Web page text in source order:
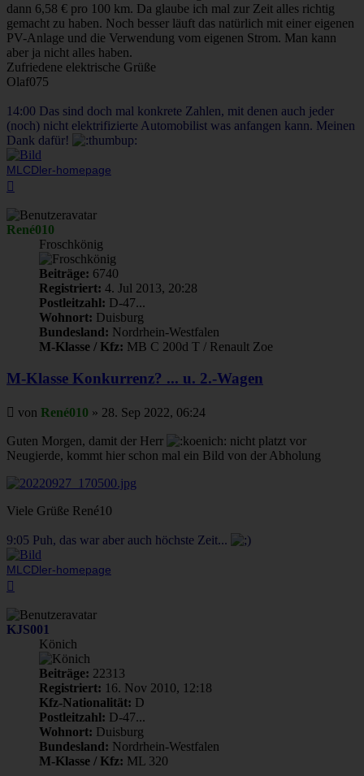
dann 6,58 € pro 100 km. Da glaube ich mal zur Zeit alles richtig
gemacht zu haben. Noch besser läuft das natürlich mit einer eigenen
PV-Anlage und die Verwendung vom eigenen Strom. Man kann
aber ja nicht alles haben.
Zufriedene elektrische Grüße
Olaf075
14:00 Das sind doch mal konkrete Zahlen, mit denen auch jeder
(noch) nicht elektrifizierte Automobilist was anfangen kann. Meinen
Dank dafür!
MLCDler-homepage
René010
Froschkönig
Beiträge: 6740
Registriert: 4. Jul 2013, 20:28
Postleitzahl: D-47...
Wohnort: Duisburg
Bundesland: Nordrhein-Westfalen
M-Klasse / Kfz: MB C 200d T / Renault Zoe
M-Klasse Konkurrenz? ... u. 2.-Wagen
Beitrag
von René010 » 28. Sep 2022, 06:24
Guten Morgen, damit der Herr
nicht platzt vor
Neugierde, kommt hier schon mal ein Bild von der Abholung
Viele Grüße René10
9:05 Puh, das war aber auch höchste Zeit...
MLCDler-homepage
KJS001
Könich
Beiträge: 22313
Registriert: 16. Nov 2010, 12:18
Kfz-Nationalität: D
Postleitzahl: D-47...
Wohnort: Duisburg
Bundesland: Nordrhein-Westfalen
M-Klasse / Kfz: ML 320